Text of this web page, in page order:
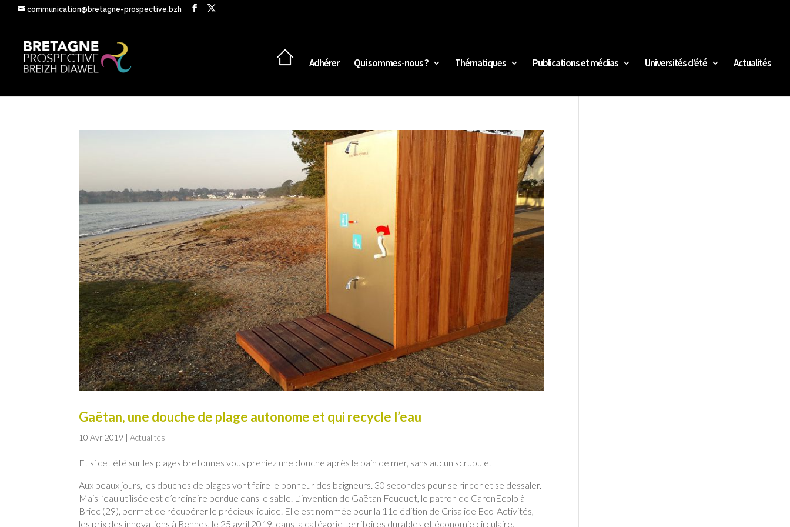
communication@bretagne-prospective.bzh
Adhérer Qui sommes-nous ? Thématiques Publications et médias Universités d’été Actualités
Gaëtan, une douche de plage autonome et qui recycle l’eau
10 Avr 2019 |Actualités
Et si cet été sur les plages bretonnes vous preniez une douche après le bain de mer, sans aucun scrupule.
Aux beaux jours, les douches de plages vont faire le bonheur des baigneurs. 30 secondes pour se rincer et se dessaler.
Mais l’eau utilisée est d’ordinaire perdue dans le sable. L’invention de Gaëtan Fouquet, le patron de CarenEcolo à
Briec (29), permet de récupérer le précieux liquide. Elle est nommée pour la 11e édition de Crisalide Eco-Activités,
les prix des innovations à Rennes, le 25 avril 2019, dans la catégorie territoires durables et économie circulaire.